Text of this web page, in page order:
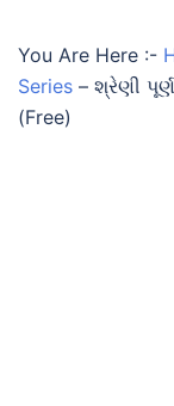
You Are Here :-
Series – શ્રેણી
(Free)